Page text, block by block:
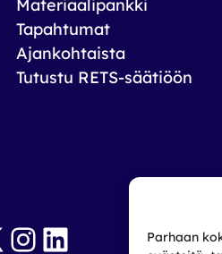
Parhaan
Materiaalipankki
Tapahtumat
Ajankohtaista
Tutustu RETS-säätiöön
Instagram
LinkedIn